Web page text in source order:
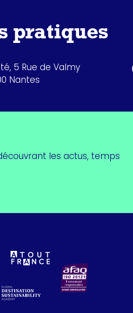
pratiques
5 Rue de Valmy
Nantes
les actus, temps